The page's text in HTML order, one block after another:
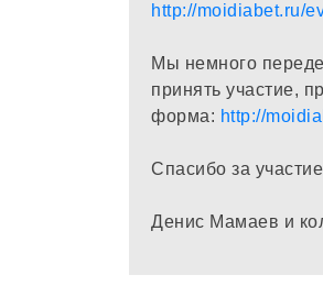
http://moidiabet.ru/
Мы немного
принять участие,
форма: http://
Спасибо за
Денис Мамаев и